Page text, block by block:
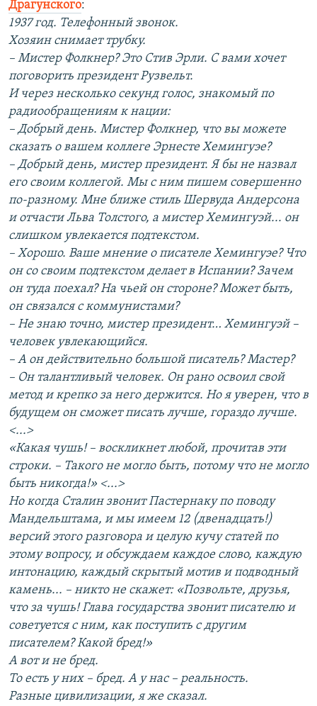
Драгунского:
1937 год. Телефонный звонок.
Хозяин снимает трубку.
– Мистер Фолкнер? Это Стив Эрли. С вами хочет
поговорить президент Рузвельт.
И через несколько секунд голос, знакомый по
радиообращениям к нации:
– Добрый день. Мистер Фолкнер, что вы можете
сказать о вашем коллеге Эрнесте Хемингуэе?
– Добрый день, мистер президент. Я бы не назвал
его своим коллегой. Мы с ним пишем совершенно
по-разному. Мне ближе стиль Шервуда Андерсона
и отчасти Льва Толстого, а мистер Хемингуэй... он
слишком увлекается подтекстом.
– Хорошо. Ваше мнение о писателе Хемингуэе? Что
он со своим подтекстом делает в Испании? Зачем
он туда поехал? На чьей он стороне? Может быть,
он связался с коммунистами?
– Не знаю точно, мистер президент… Хемингуэй –
человек увлекающийся.
– А он действительно большой писатель? Мастер?
– Он талантливый человек. Он рано освоил свой
метод и крепко за него держится. Но я уверен, что в
будущем он сможет писать лучше, гораздо лучше.
<...>
«Какая чушь! – воскликнет любой, прочитав эти
строки. – Такого не могло быть, потому что не могло
быть никогда!» <...>
Но когда Сталин звонит Пастернаку по поводу
Мандельштама, и мы имеем 12 (двенадцать!)
версий этого разговора и целую кучу статей по
этому вопросу, и обсуждаем каждое слово, каждую
интонацию, каждый скрытый мотив и подводный
камень... – никто не скажет: «Позвольте, друзья,
что за чушь! Глава государства звонит писателю и
советуется с ним, как поступить с другим
писателем? Какой бред!»
А вот и не бред.
То есть у них – бред. А у нас – реальность.
Разные цивилизации, я же сказал.